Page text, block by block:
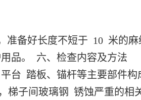
备好长度不短于 10 米的
品。 六、检查内容及方法
台 踏板、锚杆等主要部件
梯子间玻璃钢 锈蚀严重的相